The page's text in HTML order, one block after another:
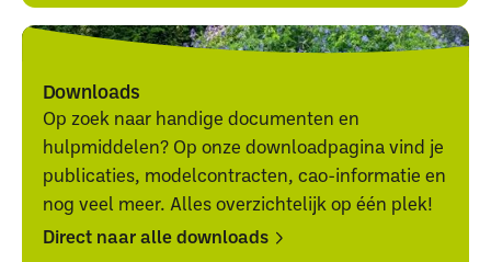
Direct
naar
thema's
Direct
naar
thema's
Downloads
Op zoek naar handige documenten en
hulpmiddelen? Op onze downloadpagina vind je
publicaties, modelcontracten, cao-informatie en
nog veel meer. Alles overzichtelijk op één plek!
Direct naar alle downloads